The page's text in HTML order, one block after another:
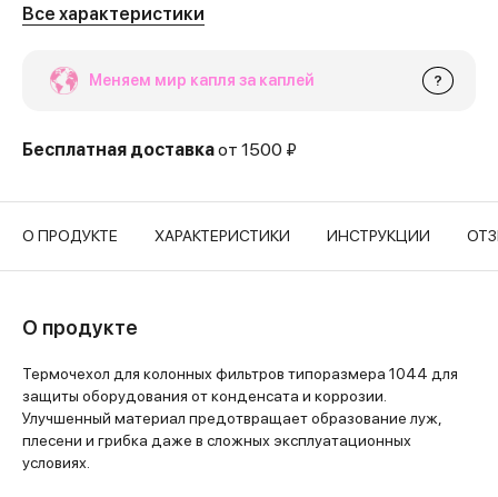
Все характеристики
Меняем мир капля за каплей ?
Бесплатная доставкаот 1500 ₽
О ПРОДУКТЕ ХАРАКТЕРИСТИКИ ИНСТРУКЦИИ
О продукте
Термочехол для колонных фильтров типоразмера 1044 для
защиты оборудования от конденсата и коррозии.
Улучшенный материал предотвращает образование луж,
плесени и грибка даже в сложных эксплуатационных
условиях.